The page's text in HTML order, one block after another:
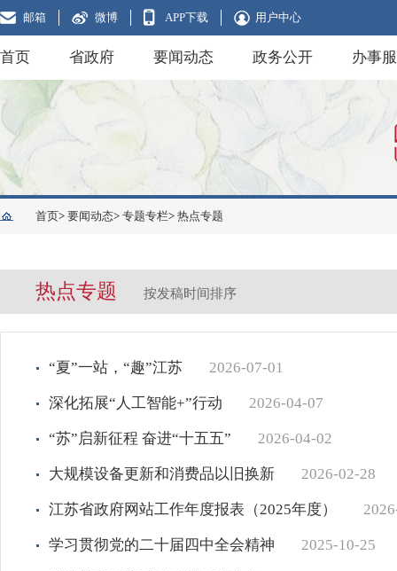
邮箱 微博 APP下载 用户中心
首页 省政府 要闻动态 政务公开 办事
首页> 要闻动态> 专题专栏> 热点专题
热点专题 按发稿时间排序
“夏”一站，“趣”江苏 2026-07-01
深化拓展“人工智能+”行动 2026-04-07
“苏”启新征程 奋进“十五五” 2026-04-02
大规模设备更新和消费品以旧换新 2026-02-28
江苏省政府网站工作年度报表（2025年度）
学习贯彻党的二十届四中全会精神 2025-10-25